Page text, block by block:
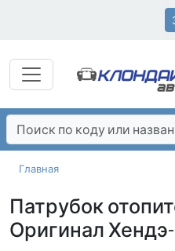
Главная
Патрубок
Оригинал